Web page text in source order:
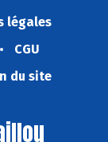
légales
CGU
du site